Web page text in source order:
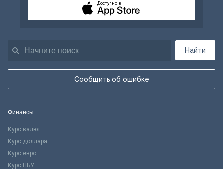
Найти
Сообщить об ошибке
Доступно в
Финансы
Курс валют
Курс доллара
Курс евро
Курс НБУ